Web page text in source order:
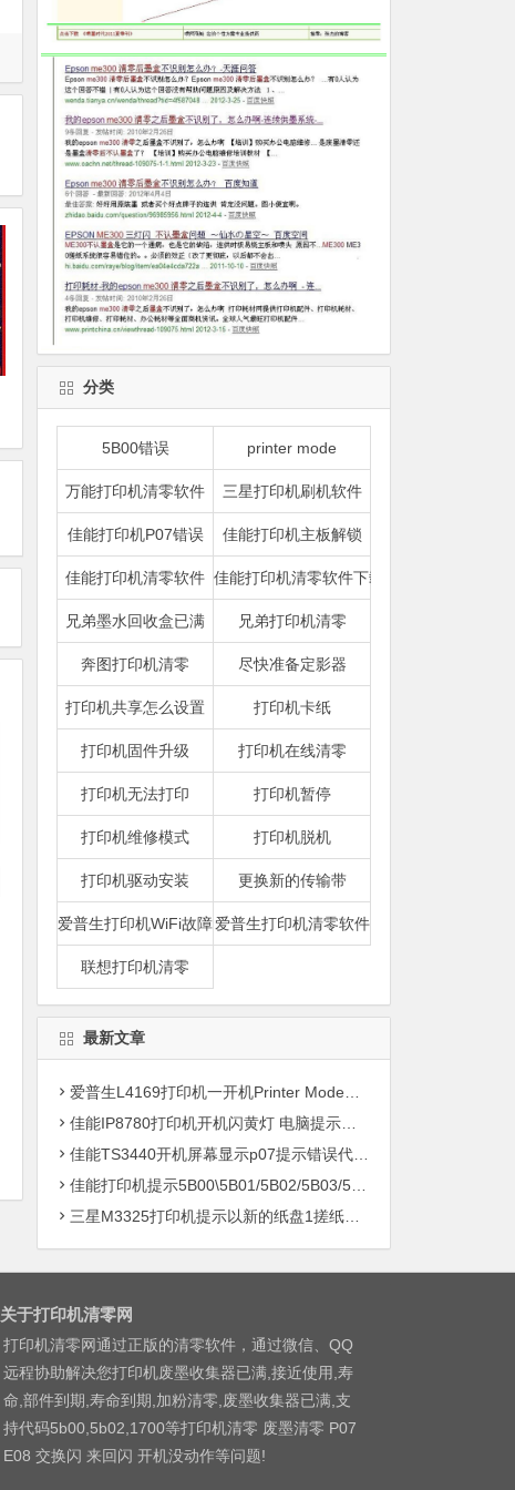
分类
5B00错误 printer mode
万能打印机清零软件 三星打印机刷机软件
佳能打印机P07错误 佳能打印机主板解锁
佳能打印机清零软件 佳能打印机清零软件下载
兄弟墨水回收盒已满 兄弟打印机清零
奔图打印机清零 尽快准备定影器
打印机共享怎么设置 打印机卡纸
打印机固件升级 打印机在线清零
打印机无法打印 打印机暂停
打印机维修模式 打印机脱机
打印机驱动安装 更换新的传输带
爱普生打印机WiFi故障爱普生打印机清零软件
联想打印机清零
最新文章
爱普生L4169打印机一开机Printer Mode故障主板维修
佳能IP8780打印机开机闪黄灯 电脑提示错误5B00快速解决方案清零
佳能TS3440开机屏幕显示p07提示错误代码5B00快速解决方案 清零
佳能打印机提示5B00\5B01/5B02/5B03/5B04/5B11/5B12/5B13/5B14/1700/1702/1703/1704
三星M3325打印机提示以新的纸盘1搓纸轮进行更换
关于打印机清零网
打印机清零网通过正版的清零软件，通过微信、QQ
远程协助解决您打印机废墨收集器已满,接近使用,寿
命,部件到期,寿命到期,加粉清零,废墨收集器已满,支
持代码5b00,5b02,1700等打印机清零 废墨清零 P07
E08 交换闪 来回闪 开机没动作等问题!